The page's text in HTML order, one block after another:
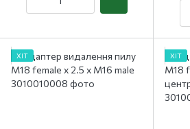
ХІТ ХІТ